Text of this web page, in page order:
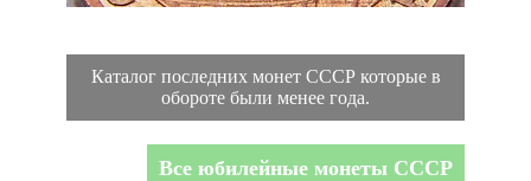
Каталог последних монет СССР которые в
обороте были менее года.
Все юбилейные монеты СССР